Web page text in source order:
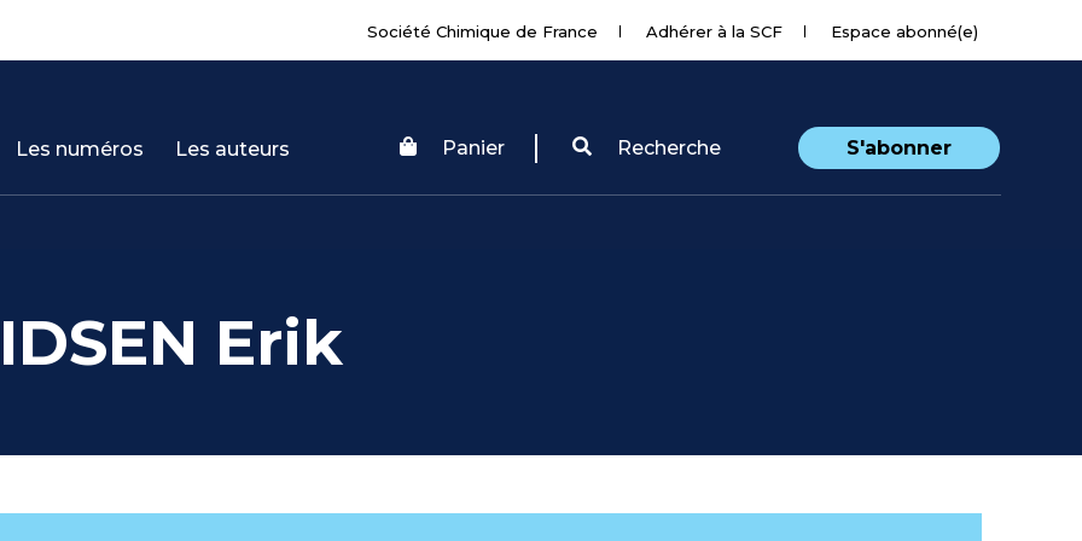
Société Chimique de France Adhérer à la SCF Espace abonné(e)
Les numéros Les auteurs Panier Recherche S'abonner
Erik